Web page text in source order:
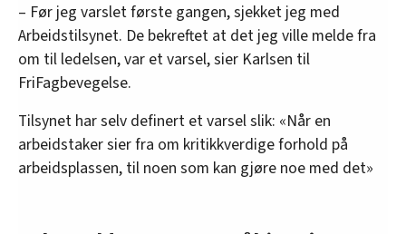
– Før jeg varslet første gangen, sjekket jeg med
Arbeidstilsynet. De bekreftet at det jeg ville melde fra
om til ledelsen, var et varsel, sier Karlsen til
FriFagbevegelse.
Tilsynet har selv definert et varsel slik: «Når en
arbeidstaker sier fra om kritikkverdige forhold på
arbeidsplassen, til noen som kan gjøre noe med det»